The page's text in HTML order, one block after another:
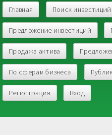
Главная Поиск инвестиций
Предложение инвестиций
Продажа актива
По сферам бизнеса
Регистрация Вход